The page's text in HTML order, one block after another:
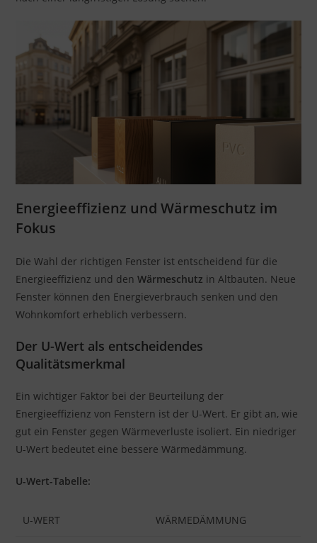
Energieeffizienz und Wärmeschutz im
Fokus
Die Wahl der richtigen Fenster ist entscheidend für die
Energieeffizienz und denWärmeschutz in Altbauten. Neue
Fenster können den Energieverbrauch senken und den
Wohnkomfort erheblich verbessern.
Der U-Wert als entscheidendes
Qualitätsmerkmal
Ein wichtiger Faktor bei der Beurteilung der
Energieeffizienz von Fenstern ist der U-Wert. Er gibt an, wie
gut ein Fenster gegen Wärmeverluste isoliert. Ein niedriger
U-Wert bedeutet eine bessere Wärmedämmung.
U-Wert-Tabelle:
U-WERT WÄRMEDÄMMUNG